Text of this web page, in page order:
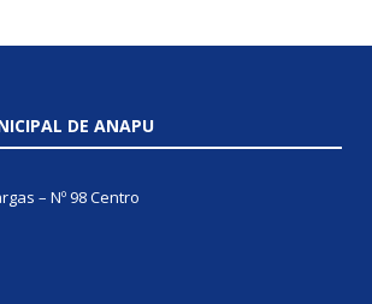
DE ANAPU
– Nº 98 Centro